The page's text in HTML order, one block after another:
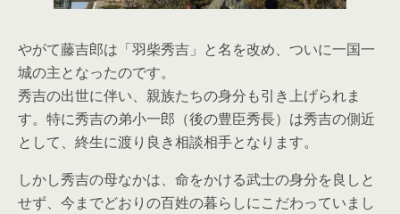
やがて藤吉郎は「羽柴秀吉」と名を改め、ついに一国一
城の主となったのです。
秀吉の出世に伴い、親族たちの身分も引き上げられま
す。特に秀吉の弟小一郎（後の豊臣秀長）は秀吉の側近
として、終生に渡り良き相談相手となります。
しかし秀吉の母なかは、命をかける武士の身分を良しと
せず、今までどおりの百姓の暮らしにこだわっていまし